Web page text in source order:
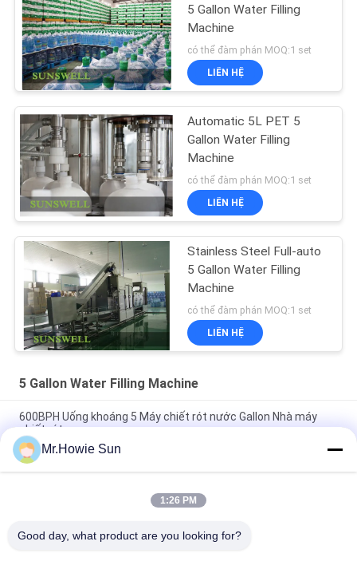
5 Gallon Water Filling
Machine
có thể đàm phán MOQ:1 set
LIÊN HỆ
Automatic 5L PET 5
Gallon Water Filling
Machine
có thể đàm phán MOQ:1 set
LIÊN HỆ
Stainless Steel Full-auto
5 Gallon Water Filling
Machine
có thể đàm phán MOQ:1 set
LIÊN HỆ
5 Gallon Water Filling Machine
600BPH Uống khoáng 5 Máy chiết rót nước Gallon Nhà máy
chiết rót
Máy chiết rót nước tự động hoàn toàn 5 gallon, dây chuyền
sản xuất nước tinh khiết khoáng
Hoàn toàn tự động 3 Gallon 5 Gallon Máy làm đầy nước Dây
Mr.Howie Sun
1:26 PM
Good day, what product are you looking for?